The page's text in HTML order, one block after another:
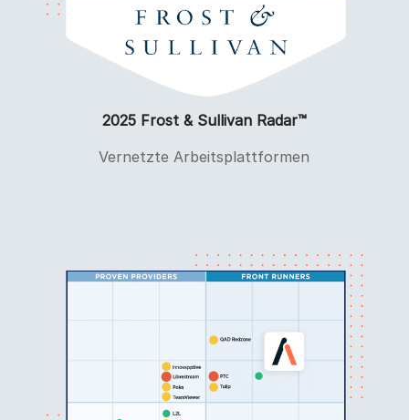
2025 Frost & Sullivan Radar™
Vernetzte Arbeitsplattformen